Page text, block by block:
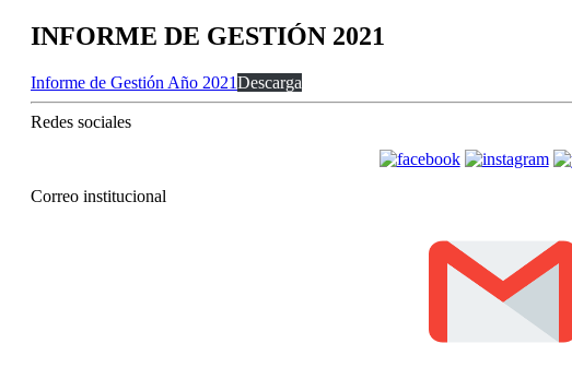
INFORME DE GESTIÓN 2021
Informe de Gestión Año 2021Descarga
Redes sociales
Correo institucional